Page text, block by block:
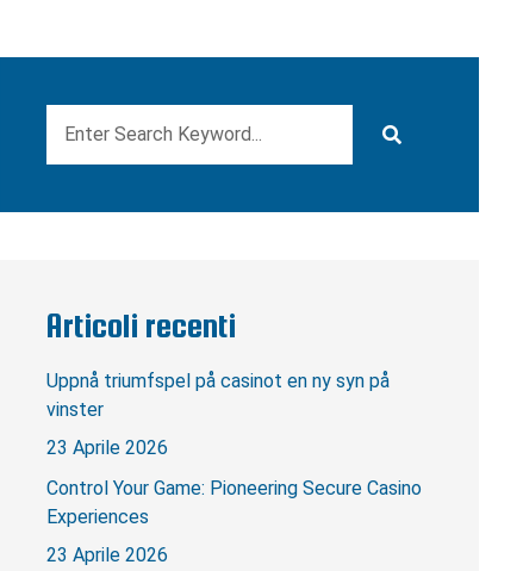
Articoli recenti
Uppnå triumfspel på casinot en ny syn på
vinster
23 Aprile 2026
Control Your Game: Pioneering Secure Casino
Experiences
23 Aprile 2026